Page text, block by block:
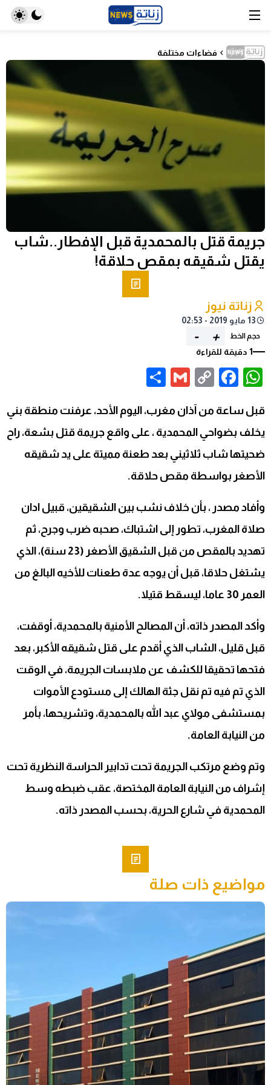
فضاءات مختلفة
جريمة قتل بالمحمدية قبل الإفطار..شاب
يقتل شقيقه بمقص حلاقة!
زناتة نيوز
13 مايو 2019 - 02:53
حجم الخط +
-
1 دقيقة للقراءة
WhatsApp
Facebook
Copy
Gmail
قبل ساعة من آذان مغرب، اليوم الأحد، عرفنت منطقة بني
يخلف بضواحي المحمدية ، على واقع جريمة قتل بشعة، راح
ضحيتها شاب ثلاثيني بعد طعنة مميتة على يد شقيقه
الأصغر بواسطة مقص حلاقة.
وأفاد مصدر ، بأن خلاف نشب بين الشقيقين، قبيل ادان
صلاة المغرب، تطور إلى اشتباك، صحبه ضرب وجرح، ثم
تهديد بالمقص من قبل الشقيق الأصغر (23 سنة)، الذي
يشتغل حلاقا، قبل أن يوجه عدة طعنات للأخيه البالغ من
العمر 30 عاما، ليسقط قتيلا.
وأكد المصدر ذاته، أن المصالح الأمنية بالمحمدية، أوقفت،
قبل قليل، الشاب الذي أقدم على قتل شقيقه الأكبر، بعد
فتحها تحقيقا للكشف عن ملابسات الجريمة، في الوقت
الذي تم فيه تم نقل جثة الهالك إلى مستودع الأموات
بمستشفى مولاي عبد الله بالمحمدية، وتشريحها، بأمر
من النيابة العامة.
وتم وضع مرتكب الجريمة تحت تدابير الحراسة النظرية تحت
إشراف من النيابة العامة المختصة، عقب ضبطه وسط
المحمدية في شارع الحرية، بحسب المصدر ذاته.
مواضيع ذات صلة